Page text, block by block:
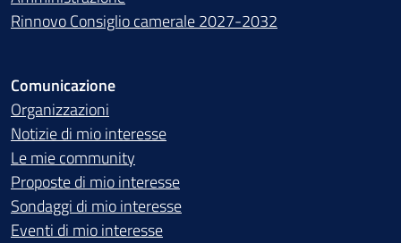
Rinnovo Consiglio camerale 2027-2032
Comunicazione
Organizzazioni
Notizie di mio interesse
Le mie community
Proposte di mio interesse
Sondaggi di mio interesse
Eventi di mio interesse